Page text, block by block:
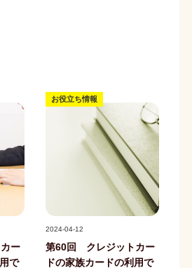
ー
で
お役立ち情報
2024-04-12
第60回 クレジットカー
ドの家族カードの利用で